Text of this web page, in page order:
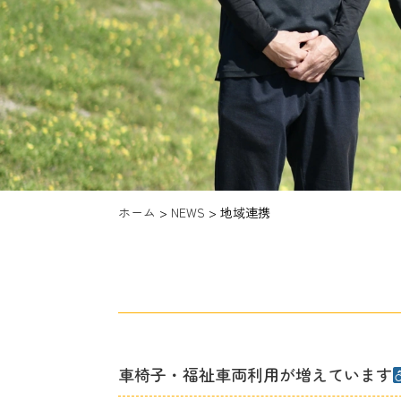
ホーム > NEWS > 地域連携
車椅子・福祉車両利用が増えています